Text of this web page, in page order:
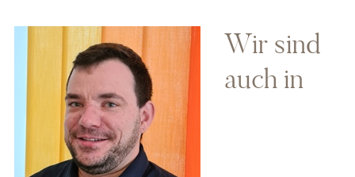
Wir sind
auch in